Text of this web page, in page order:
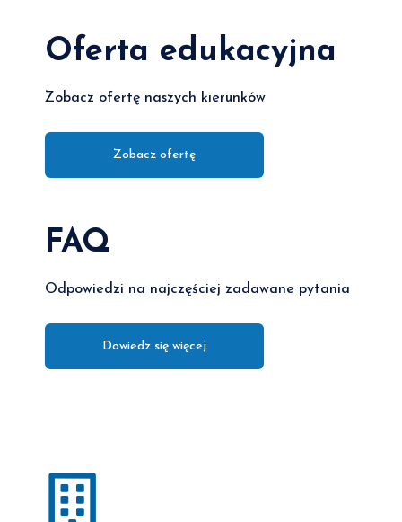
Oferta edukacyjna
Zobacz ofertę naszych kierunków
Zobacz ofertę
FAQ
Odpowiedzi na najczęściej zadawane pytania
Dowiedz się więcej